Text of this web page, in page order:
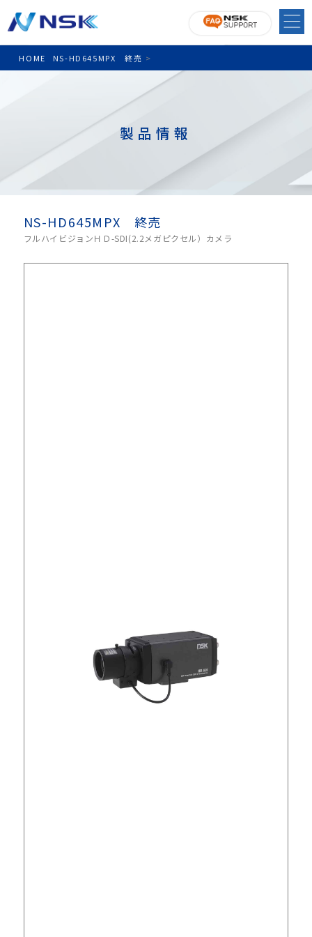
HOME >
NS-HD645MPX 終売
製品情報
NS-HD645MPX 終売
フルハイビジョンＨＤ-SDI(2.2メガピクセル）カメラ